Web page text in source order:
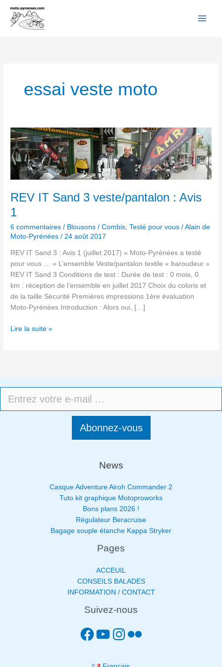
contenu
essai veste moto
REV IT Sand 3 veste/pantalon : Avis
1
6 commentaires / Blousons / Combis ,Testé pour vous /Alain de
Moto-Pyrénées/ 24 août 2017
REV IT Sand 3 : Avis 1 (juillet 2017) « Moto-Pyrénées a testé
pour vous … » L’ensemble Veste/pantalon textile « baroudeur »
REV IT Sand 3 Conditions de test : Durée de test : 0 mois, 0
km : réception de l’ensemble en juillet 2017 Choix du coloris et
de la taille Sécurité Premières impressions 1ère évaluation
Moto-Pyrénées Introduction : Alors oui, […]
REV
IT
Sand
3
veste/pantalon
Avis
1
Lire la suite »
Abonnez-vous
News
Casque Adventure Airoh Commander 2
Tuto kit graphique Motoproworks
Bons plans 2026 !
Régulateur Beracruise
Bagage souple étanche Kappa Stryker
Pages
ACCEUIL
CONSEILS BALADES
INFORMATION / CONTACT
Suivez-nous